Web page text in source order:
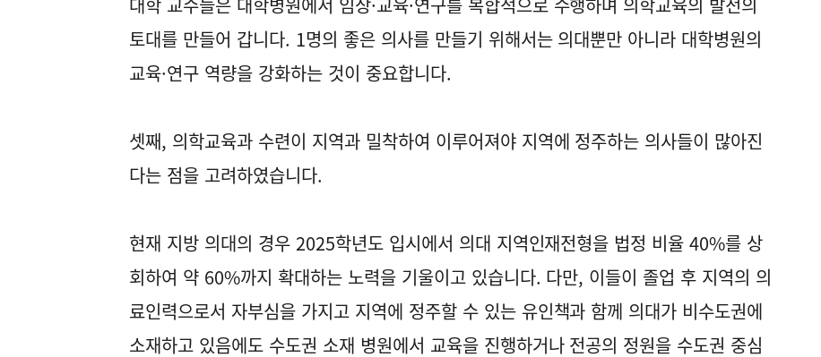
토대를 만들어 갑니다. 1명의 좋은 의사를 만들기 위해서는 의대뿐만 아니라 대학병원의
교육·연구 역량을 강화하는 것이 중요합니다.
셋째, 의학교육과 수련이 지역과 밀착하여 이루어져야 지역에 정주하는 의사들이 많아진
다는 점을 고려하였습니다.
현재 지방 의대의 경우 2025학년도 입시에서 의대 지역인재전형을 법정 비율 40%를 상
회하여 약 60%까지 확대하는 노력을 기울이고 있습니다. 다만, 이들이 졸업 후 지역의 의
료인력으로서 자부심을 가지고 지역에 정주할 수 있는 유인책과 함께 의대가 비수도권에
소재하고 있음에도 수도권 소재 병원에서 교육을 진행하거나 전공의 정원을 수도권 중심